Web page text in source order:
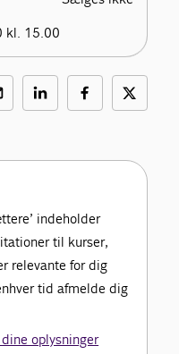
kl. 15.00
indeholder
til kurser,
relevante for dig
tid afmelde dig
oplysninger